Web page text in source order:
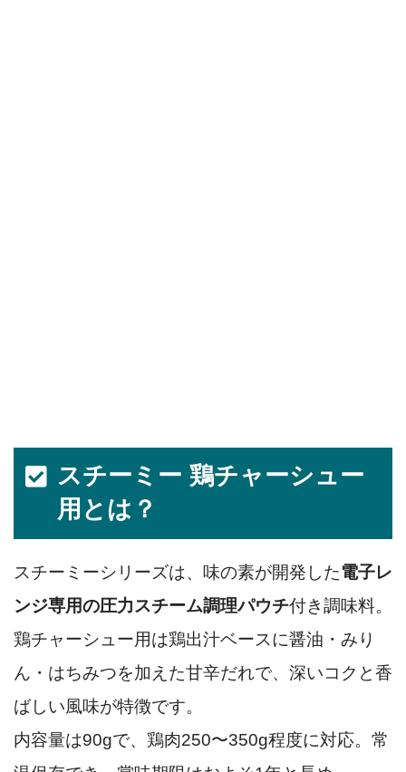
スチーミー 鶏チャーシュー
用とは？
スチーミーシリーズは、味の素が開発した電子レ
ンジ専用の圧力スチーム調理パウチ付き調味料。
鶏チャーシュー用は鶏出汁ベースに醤油・みり
ん・はちみつを加えた甘辛だれで、深いコクと香
ばしい風味が特徴です。
内容量は90gで、鶏肉250〜350g程度に対応。常